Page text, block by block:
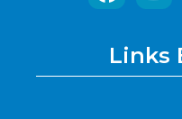
Links